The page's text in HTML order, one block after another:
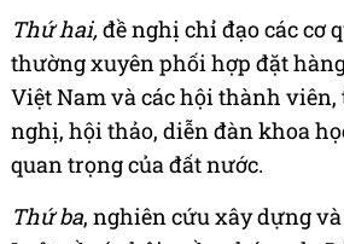
Thứ hai,đề nghị chỉ đạo các cơ
thường xuyên phối hợp đặt
Việt Nam và các hội thành viên,
nghị, hội thảo, diễn đàn khoa
quan trọng của đất nước.
Thứ ba, nghiên cứu xây dựng